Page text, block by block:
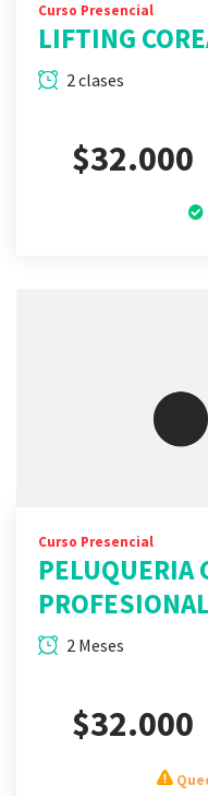
Curso Presencial
LIFTING
2 clases
$32.000
Curso Presencial
PELUQUERIA
PROFESIONAL
2 Meses
$32.000